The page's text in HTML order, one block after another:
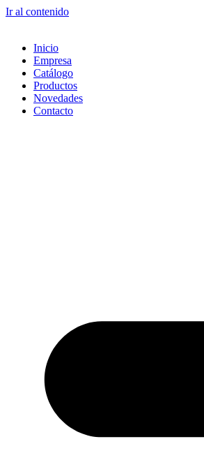
Ir al contenido
Inicio
Empresa
Catálogo
Productos
Novedades
Contacto